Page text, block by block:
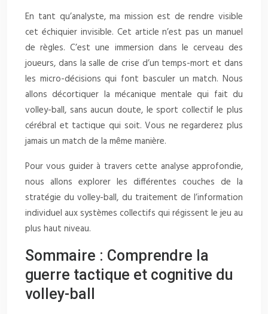
En tant qu’analyste, ma mission est de rendre visible
cet échiquier invisible. Cet article n’est pas un manuel
de règles. C’est une immersion dans le cerveau des
joueurs, dans la salle de crise d’un temps-mort et dans
les micro-décisions qui font basculer un match. Nous
allons décortiquer la mécanique mentale qui fait du
volley-ball, sans aucun doute, le sport collectif le plus
cérébral et tactique qui soit. Vous ne regarderez plus
jamais un match de la même manière.
Pour vous guider à travers cette analyse approfondie,
nous allons explorer les différentes couches de la
stratégie du volley-ball, du traitement de l’information
individuel aux systèmes collectifs qui régissent le jeu au
plus haut niveau.
Sommaire : Comprendre la
guerre tactique et cognitive du
volley-ball